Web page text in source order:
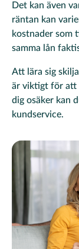
Det kan även
räntan kan
kostnader som
samma lån
Att lära sig
är viktigt för att
dig osäker kan
kundservice.